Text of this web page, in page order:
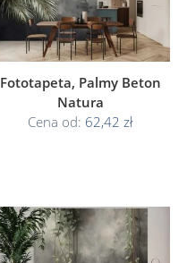
Fototapeta, Palmy Beton
Natura
Cena od: 62,42 zł